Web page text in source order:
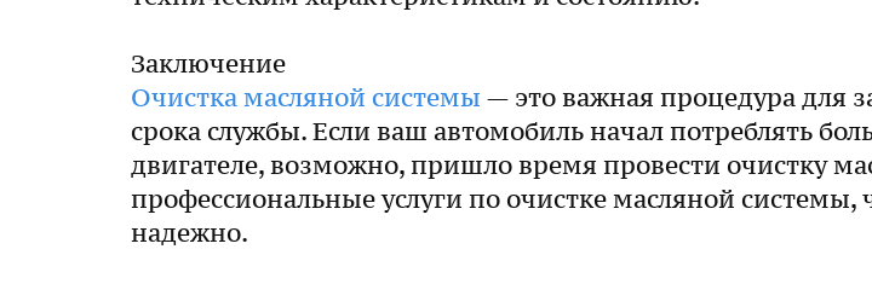
Заключение
Очистка масляной системы — это важная процедура для
срока службы. Если ваш автомобиль начал потреблять
двигателе, возможно, пришло время провести очистку
профессиональные услуги по очистке масляной
надежно.